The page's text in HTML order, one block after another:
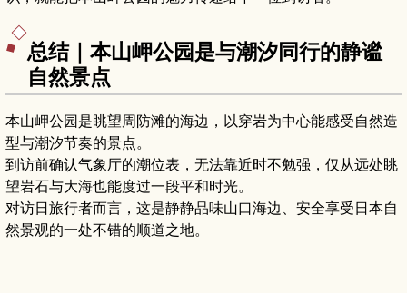
总结｜本山岬公园是与潮汐同行的静谧
自然景点
本山岬公园是眺望周防滩的海边，以穿岩为中心能感受自然造
型与潮汐节奏的景点。
到访前确认气象厅的潮位表，无法靠近时不勉强，仅从远处眺
望岩石与大海也能度过一段平和时光。
对访日旅行者而言，这是静静品味山口海边、安全享受日本自
然景观的一处不错的顺道之地。